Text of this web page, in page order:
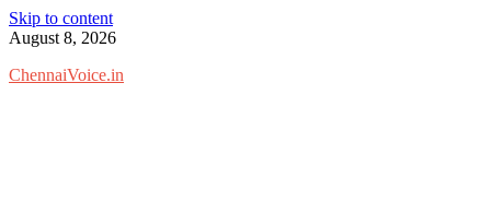
Skip to content
August 8, 2026
ChennaiVoice.in